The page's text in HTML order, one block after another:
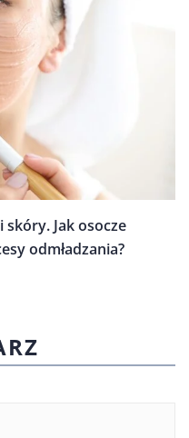
Jak osocze
odmładzania?